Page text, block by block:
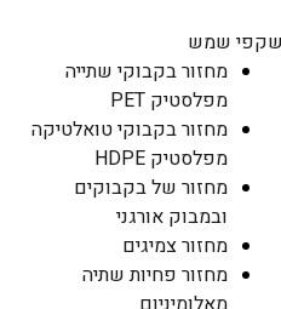
שמש
מחזור בקבוקי שתייה
מפלסטיק PET
מחזור בקבוקי טואלטיקה
מפלסטיק HDPE
מחזור של בקבוקים
ובמבוק אורגני
מחזור צמיגים
מחזור פחיות שתיה